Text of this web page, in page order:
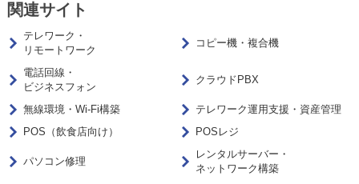
関連サイト
テレワーク・
リモートワーク
コピー機・複合機
電話回線・
ビジネスフォン
クラウドPBX
無線環境・Wi-Fi構築
テレワーク運用支援・資産管理
POS（飲食店向け）
POSレジ
パソコン修理
レンタルサーバー・
ネットワーク構築